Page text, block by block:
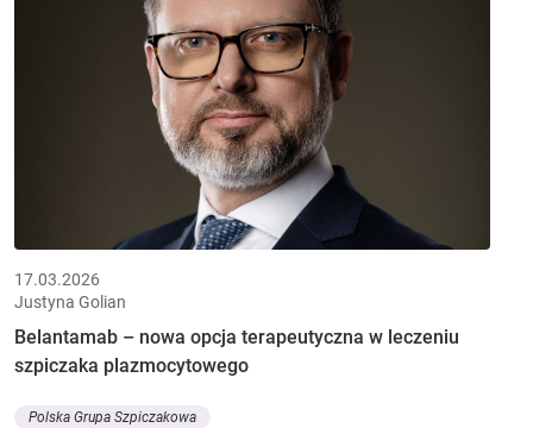
17.03.2026
Justyna Golian
Belantamab – nowa opcja terapeutyczna w leczeniu
szpiczaka plazmocytowego
Polska Grupa Szpiczakowa